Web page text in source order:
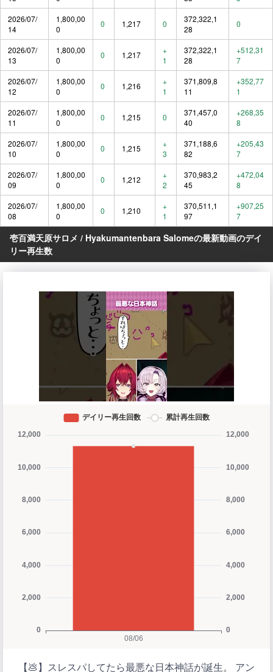
2026/07/
14
1,800,00
0
0 1,217 0
372,322,1
28
0
2026/07/
13
1,800,00
0
0 1,217
+
1
372,322,1
28
+512,31
7
2026/07/
12
1,800,00
0
0 1,216
+
1
371,809,8
11
+352,77
1
2026/07/
11
1,800,00
0
0 1,215 0
371,457,0
40
+268,35
8
2026/07/
10
1,800,00
0
0 1,215
+
3
371,188,6
82
+205,43
7
2026/07/
09
1,800,00
0
0 1,212
+
2
370,983,2
45
+472,04
8
2026/07/
08
1,800,00
0
0 1,210
+
1
370,511,1
97
+907,25
7
壱百満天原サロメ / Hyakumantenbara Salomeの最新動画のデイ
リー再生数
【💩】スレスパしてたら最悪な日本神話が誕生。 アン